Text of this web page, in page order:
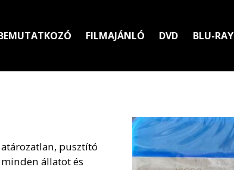
FILMAJÁNLÓ DVD BLU-RAY
pusztító
állatot és